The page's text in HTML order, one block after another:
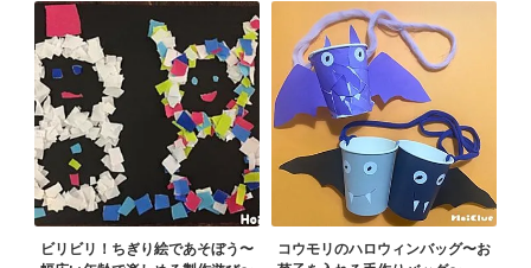
ビリビリ！ちぎり絵であそぼう〜
コウモリのハロウィンバッグ〜お